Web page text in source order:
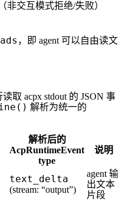
非交互模式拒绝/失败）
，即 agent 可以自由读文
取 acpx stdout 的 JSON 事
解析为统一的
解析后的
AcpRuntimeEvent
type
说明
text_delta
(stream: “output”)
agent 输
出文本
片段